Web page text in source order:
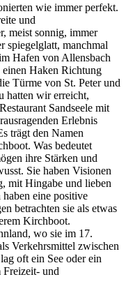
wie immer perfekt.
und
meist sonnig, immer
spiegelglatt, manchmal
Hafen von Allensbach
einen Haken Richtung
Türme von St. Peter und
hatten wir erreicht,
Sandseele mit
Erlebnis
trägt den Namen
Was bedeutet
ihre Stärken und
Sie haben Visionen
mit Hingabe und lieben
eine positive
betrachten sie als etwas
Kirchboot.
wo sie im 17.
Verkehrsmittel zwischen
oft ein See oder ein
und